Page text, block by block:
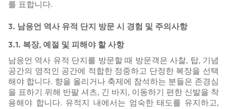
를 표합니다.
3. 남응언 역사 유적 단지 방문 시 경험 및 주의사항
3.1. 복장, 예절 및 피해야 할 사항
남응언 역사 유적 단지를 방문할 때 방문객은 사찰, 탑, 기념
공간의 영적인 공간에 적합한 정중하고 단정한 복장을 선택
해야 합니다. 향을 올리거나 축제에 참석하는 분들은 존경심
을 표하기 위해 반팔 셔츠, 긴 바지, 이동하기 편한 신발을 착
용해야 합니다. 유적지 내에서는 엄숙한 태도를 유지하고,